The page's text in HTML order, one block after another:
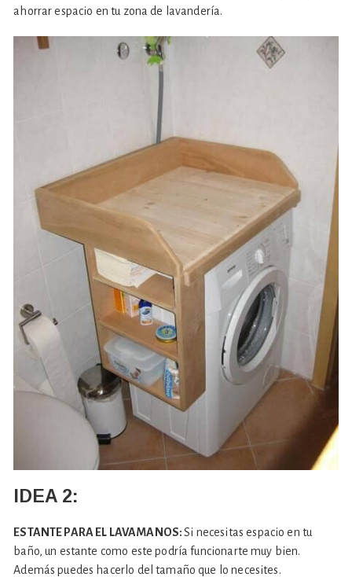
ahorrar espacio en tu zona de lavandería.
IDEA 2:
ESTANTE PARA EL LAVAMANOS:Si necesitas espacio en tu
baño, un estante como este podría funcionarte muy bien.
Además puedes hacerlo del tamaño que lo necesites.